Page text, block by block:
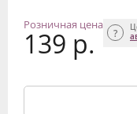
Розничная цена
139 р.